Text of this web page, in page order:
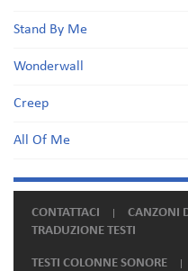
Stand By Me
Wonderwall
Creep
All Of Me
CONTATTACI
CANZONI
TRADUZIONE TESTI
TESTI COLONNE SONORE